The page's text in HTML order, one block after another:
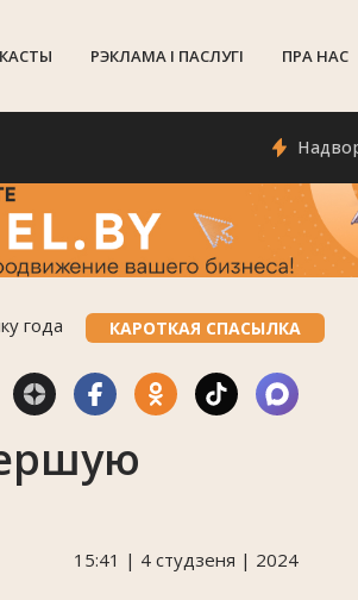
РЭКЛАМА I ПАСЛУГI ПРА НАС
Надвор'е ў
года КАРОТКАЯ СПАСЫЛКА
15:41 | 4 студзеня | 2024